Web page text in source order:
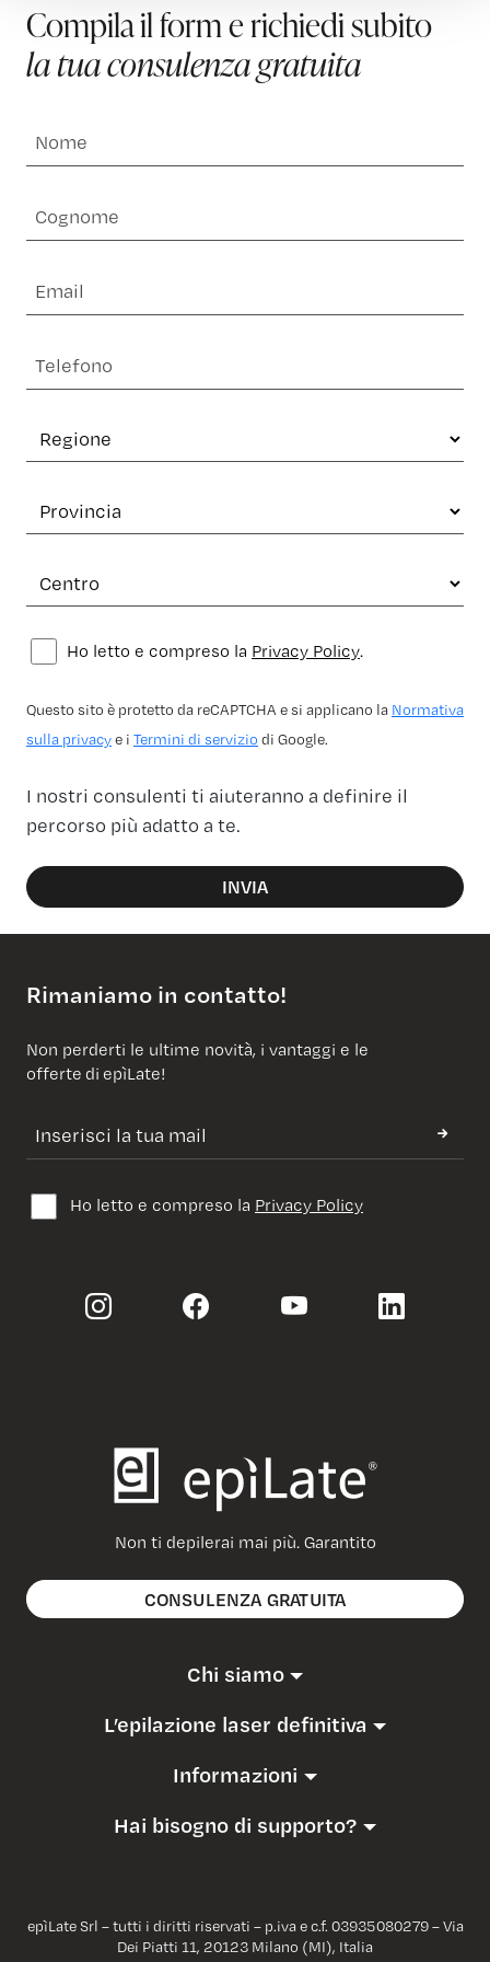
Compila il form e richiedi subito
la tua consulenza gratuita
Ho letto e compreso la Privacy Policy.
Questo sito è protetto da reCAPTCHA e si applicano la Normativa
sulla privacye i Termini di servizio di Google.
I nostri consulenti ti aiuteranno a definire il
percorso più adatto a te.
INVIA
Rimaniamo in contatto!
Non perderti le ultime novità, i vantaggi e le
offerte di epìLate!
Ho letto e compreso la Privacy Policy
Non ti depilerai mai più. Garantito
CONSULENZA GRATUITA
Chi siamo
L’epilazione laser definitiva
Informazioni
Hai bisogno di supporto?
epìLate Srl – tutti i diritti riservati – p.iva e c.f. 03935080279 – Via
Dei Piatti 11, 20123 Milano (MI), Italia